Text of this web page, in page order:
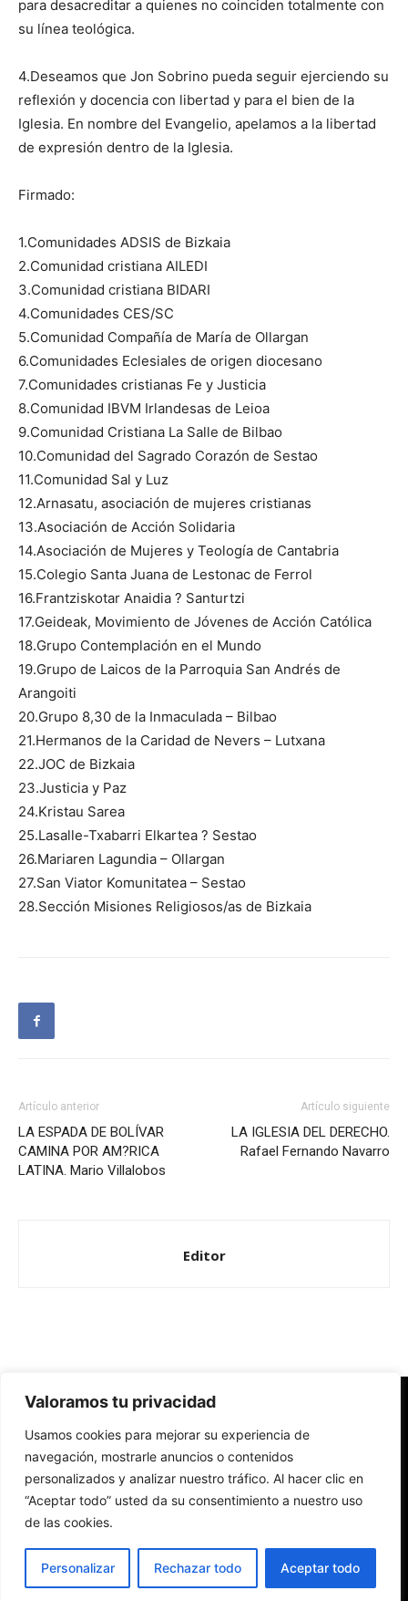
Valoramos tu privacidad
Usamos cookies para mejorar su experiencia de
navegación, mostrarle anuncios o contenidos
personalizados y analizar nuestro tráfico. Al hacer clic en
“Aceptar todo” usted da su consentimiento a nuestro uso
de las cookies.
Personalizar Rechazar todo Aceptar todo
para desacreditar a quienes no coinciden totalmente con
su línea teológica.
4.Deseamos que Jon Sobrino pueda seguir ejerciendo su
reflexión y docencia con libertad y para el bien de la
Iglesia. En nombre del Evangelio, apelamos a la libertad
de expresión dentro de la Iglesia.
Firmado:
1.Comunidades ADSIS de Bizkaia
2.Comunidad cristiana AILEDI
3.Comunidad cristiana BIDARI
4.Comunidades CES/SC
5.Comunidad Compañía de María de Ollargan
6.Comunidades Eclesiales de origen diocesano
7.Comunidades cristianas Fe y Justicia
8.Comunidad IBVM Irlandesas de Leioa
9.Comunidad Cristiana La Salle de Bilbao
10.Comunidad del Sagrado Corazón de Sestao
11.Comunidad Sal y Luz
12.Arnasatu, asociación de mujeres cristianas
13.Asociación de Acción Solidaria
14.Asociación de Mujeres y Teología de Cantabria
15.Colegio Santa Juana de Lestonac de Ferrol
16.Frantziskotar Anaidia ? Santurtzi
17.Geideak, Movimiento de Jóvenes de Acción Católica
18.Grupo Contemplación en el Mundo
19.Grupo de Laicos de la Parroquia San Andrés de
Arangoiti
20.Grupo 8,30 de la Inmaculada – Bilbao
21.Hermanos de la Caridad de Nevers – Lutxana
22.JOC de Bizkaia
23.Justicia y Paz
24.Kristau Sarea
25.Lasalle-Txabarri Elkartea ? Sestao
26.Mariaren Lagundia – Ollargan
27.San Viator Komunitatea – Sestao
28.Sección Misiones Religiosos/as de Bizkaia
Artículo anterior
LA ESPADA DE BOLÍVAR
CAMINA POR AM?RICA
LATINA. Mario Villalobos
Artículo siguiente
LA IGLESIA DEL DERECHO.
Rafael Fernando Navarro
Editor
Redes Cristianas
Una mirada alternativa sobre la Iglesia católica y la sociedad
- Colectivos de Redes Cristianas